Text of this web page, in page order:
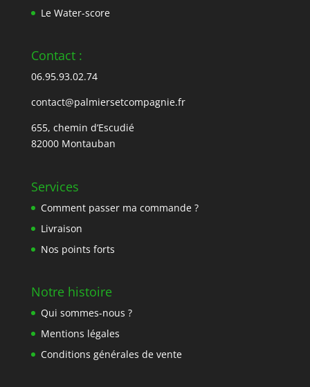
Le Water-score
Contact :
06.95.93.02.74
contact@palmiersetcompagnie.fr
655, chemin d’Escudié
82000 Montauban
Services
Comment passer ma commande ?
Livraison
Nos points forts
Notre histoire
Qui sommes-nous ?
Mentions légales
Conditions générales de vente